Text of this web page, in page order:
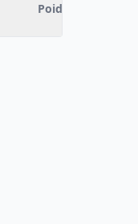
Poids final ERFS